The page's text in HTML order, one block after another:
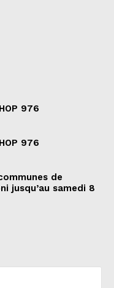
976
976
de
jusqu’au samedi 8